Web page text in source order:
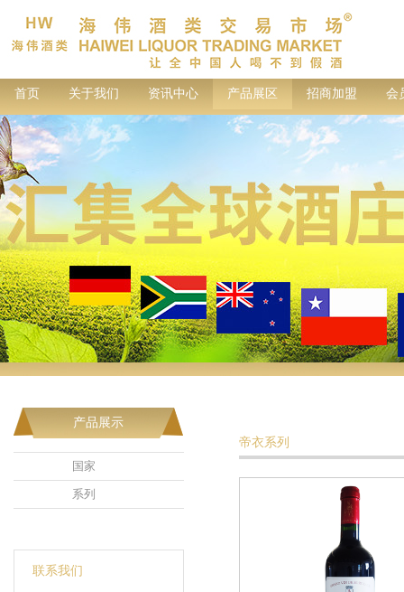
首页 关于我们 资讯中心 产品展区 招商加盟 会
产品展示
国家
系列
联系我们
帝衣系列